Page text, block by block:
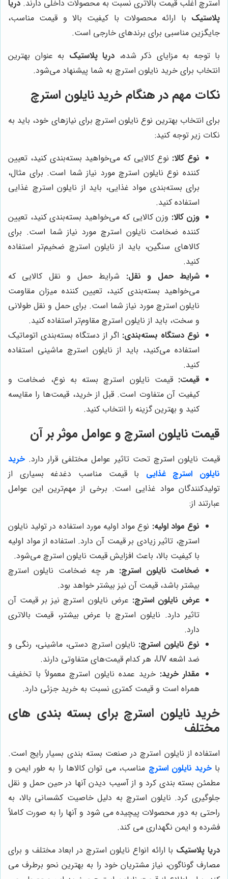
استرچ اغلب قیمت بالاتری نسبت به محصولات داخلی دارند. دریا
پلاستیک با ارائه محصولات با کیفیت بالا و قیمت مناسب،
جایگزین مناسبی برای برندهای خارجی است.
با توجه به مزایای ذکر شده، دریا پلاستیک به عنوان بهترین
انتخاب برای خرید نایلون استرچ به شما پیشنهاد می‌شود.
نکات مهم در هنگام خرید نایلون استرچ
برای انتخاب بهترین نوع نایلون استرچ برای نیازهای خود، باید به
نکات زیر توجه کنید:
نوع کالا: نوع کالایی که می‌خواهید بسته‌بندی کنید، تعیین
کننده نوع نایلون استرچ مورد نیاز شما است. برای مثال،
برای بسته‌بندی مواد غذایی، باید از نایلون استرچ غذایی
استفاده کنید.
وزن کالا: وزن کالایی که می‌خواهید بسته‌بندی کنید، تعیین
کننده ضخامت نایلون استرچ مورد نیاز شما است. برای
کالاهای سنگین، باید از نایلون استرچ ضخیم‌تر استفاده
کنید.
شرایط حمل و نقل: شرایط حمل و نقل کالایی که
می‌خواهید بسته‌بندی کنید، تعیین کننده میزان مقاومت
نایلون استرچ مورد نیاز شما است. برای حمل و نقل طولانی
و سخت، باید از نایلون استرچ مقاوم‌تر استفاده کنید.
نوع دستگاه بسته‌بندی: اگر از دستگاه بسته‌بندی اتوماتیک
استفاده می‌کنید، باید از نایلون استرچ ماشینی استفاده
کنید.
قیمت: قیمت نایلون استرچ بسته به نوع، ضخامت و
کیفیت آن متفاوت است. قبل از خرید، قیمت‌ها را مقایسه
کنید و بهترین گزینه را انتخاب کنید.
قیمت نایلون استرچ و عوامل موثر بر آن
قیمت نایلون استرچ تحت تاثیر عوامل مختلفی قرار دارد. خرید
نایلون استرچ غذایی با قیمت مناسب دغدغه بسیاری از
تولیدکنندگان مواد غذایی است. برخی از مهم‌ترین این عوامل
عبارتند از:
نوع مواد اولیه: نوع مواد اولیه مورد استفاده در تولید نایلون
استرچ، تاثیر زیادی بر قیمت آن دارد. استفاده از مواد اولیه
با کیفیت بالا، باعث افزایش قیمت نایلون استرچ می‌شود.
ضخامت نایلون استرچ: هر چه ضخامت نایلون استرچ
بیشتر باشد، قیمت آن نیز بیشتر خواهد بود.
عرض نایلون استرچ: عرض نایلون استرچ نیز بر قیمت آن
تاثیر دارد. نایلون استرچ با عرض بیشتر، قیمت بالاتری
دارد.
نوع نایلون استرچ: نایلون استرچ دستی، ماشینی، رنگی و
ضد اشعه UV، هر کدام قیمت‌های متفاوتی دارند.
مقدار خرید: خرید عمده نایلون استرچ معمولاً با تخفیف
همراه است و قیمت کمتری نسبت به خرید جزئی دارد.
خرید نایلون استرچ برای بسته بندی های
مختلف
استفاده از نایلون استرچ در صنعت بسته بندی بسیار رایج است.
باخرید نایلون استرچ مناسب، می توان کالاها را به طور ایمن و
مطمئن بسته بندی کرد و از آسیب دیدن آنها در حین حمل و نقل
جلوگیری کرد. نایلون استرچ به دلیل خاصیت کشسانی بالا، به
راحتی به دور محصولات پیچیده می شود و آنها را به صورت کاملاً
فشرده و ایمن نگهداری می کند.
دریا پلاستیک با ارائه انواع نایلون استرچ در ابعاد مختلف و برای
مصارف گوناگون، نیاز مشتریان خود را به بهترین نحو برطرف می